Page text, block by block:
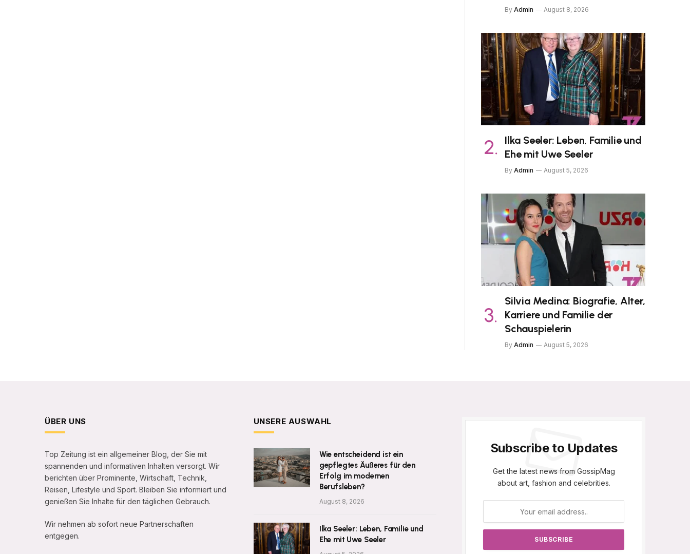
By Admin August 8, 2026
Ilka Seeler: Leben, Familie und
Ehe mit Uwe Seeler
By Admin August 5, 2026
Silvia Medina: Biografie, Alter,
Karriere und Familie der
Schauspielerin
By Admin August 5, 2026
ÜBER UNS
Top Zeitung ist ein allgemeiner Blog, der Sie mit
spannenden und informativen Inhalten versorgt. Wir
berichten über Prominente, Wirtschaft, Technik,
Reisen, Lifestyle und Sport. Bleiben Sie informiert und
genießen Sie Inhalte für den täglichen Gebrauch.
Wir nehmen ab sofort neue Partnerschaften
entgegen.
UNSERE AUSWAHL
Wie entscheidend ist ein
gepflegtes Äußeres für den
Erfolg im modernen
Berufsleben?
August 8, 2026
Ilka Seeler: Leben, Familie und
Ehe mit Uwe Seeler
Subscribe to Updates
Get the latest news from GossipMag
about art, fashion and celebrities.